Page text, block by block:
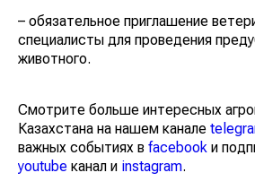
– обязательное приглашение
специалисты для проведения
животного.
Смотрите больше интересных
Казахстана на нашем канале
важных событиях в facebook и
youtube канал и instagram.